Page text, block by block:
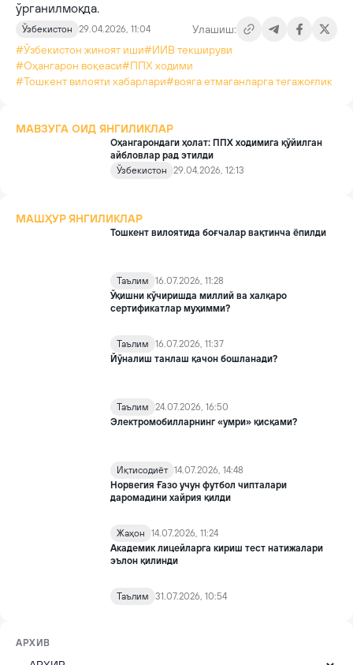
ўрганилмоқда.
Ўзбекистон 29.04.2026, 11:04
Улашиш:
#Ўзбекистон жиноят иши#ИИВ текшируви
#Оҳангарон воқеаси#ППХ ходими
#Тошкент вилояти хабарлари#вояга етмаганларга тегажоғлик
МАВЗУГА ОИД ЯНГИЛИКЛАР
Оҳангарондаги ҳолат: ППХ ходимига қўйилган
айбловлар рад этилди
Ўзбекистон
29.04.2026, 12:13
МАШҲУР ЯНГИЛИКЛАР
Тошкент вилоятида боғчалар вақтинча ёпилди
Таълим
16.07.2026, 11:28
Ўқишни кўчиришда миллий ва халқаро
сертификатлар муҳимми?
Таълим
16.07.2026, 11:37
Йўналиш танлаш қачон бошланади?
Таълим
24.07.2026, 16:50
Электромобилларнинг «умри» қисқами?
Иқтисодиёт 14.07.2026, 14:48
Норвегия Ғазо учун футбол чипталари
даромадини хайрия қилди
Жаҳон
14.07.2026, 11:24
Академик лицейларга кириш тест натижалари
эълон қилинди
Таълим 31.07.2026, 10:54
АРХИВ